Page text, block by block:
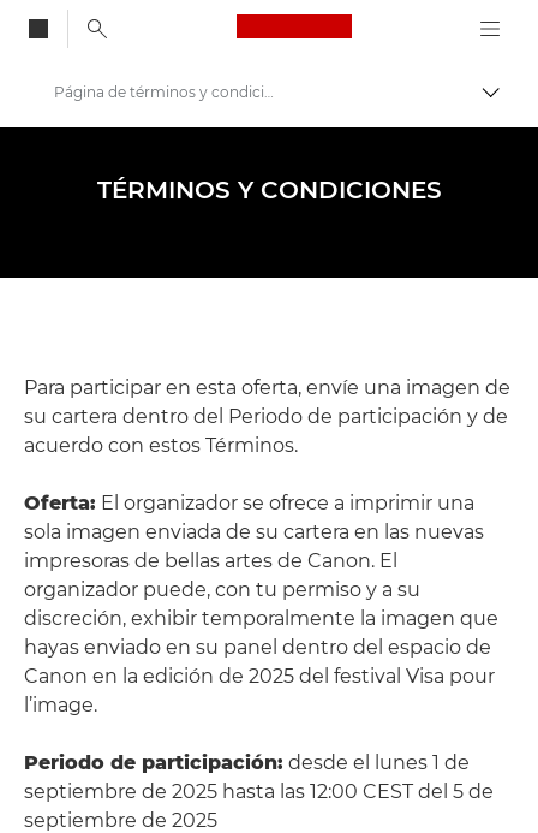
Canon Logo, back
Talleres y eventos de fotografía
Página de términos y condiciones - Visa Pour L'image 2024
TÉRMINOS Y CONDICIONES
Para participar en esta oferta, envíe una imagen de
su cartera dentro del Periodo de participación y de
acuerdo con estos Términos.
Oferta: El organizador se ofrece a imprimir una
sola imagen enviada de su cartera en las nuevas
impresoras de bellas artes de Canon. El
organizador puede, con tu permiso y a su
discreción, exhibir temporalmente la imagen que
hayas enviado en su panel dentro del espacio de
Canon en la edición de 2025 del festival Visa pour
l’image.
Periodo de participación: desde el lunes 1 de
septiembre de 2025 hasta las 12:00 CEST del 5 de
septiembre de 2025